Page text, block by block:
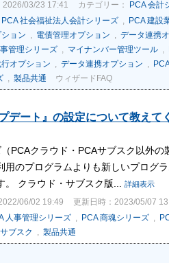
2026/03/23 17:41 カテゴリー： PCA 会計
PCA 社会福祉法人会計シリーズ, PCA 建設
ョン , 電債管理オプション , データ連携
管理シリーズ, マイナンバー管理ツール,
オプション , データ連携オプション ,
, 製品共通 ウィザードFAQ
デート』の設定について教えて
（PCAクラウド・PCAサブスク以外
用のプログラムよりも新しいプログ
。 クラウド・サブスク版...
詳細表示
06/02 19:49 更新日時：2023/05/07
人事管理シリーズ, PCA 商魂シリーズ,
ブスク , 製品共通